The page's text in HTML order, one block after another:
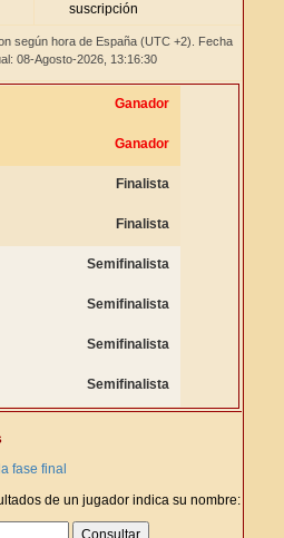
suscripción
según hora de España (UTC +2). Fecha
08-Agosto-2026, 13:16:30
Ganador
Ganador
Finalista
Finalista
Semifinalista
Semifinalista
Semifinalista
Semifinalista
fase final
de un jugador indica su nombre: